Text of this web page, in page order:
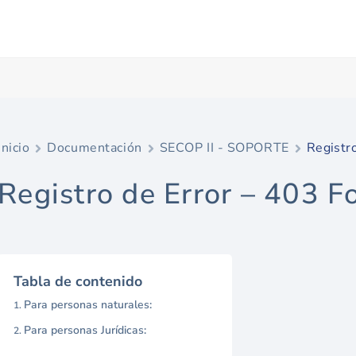
Documentación SECOP II - SOPORTE
de Error – 403
Tabla de contenido
Para personas naturales:
Para personas Jurídicas: